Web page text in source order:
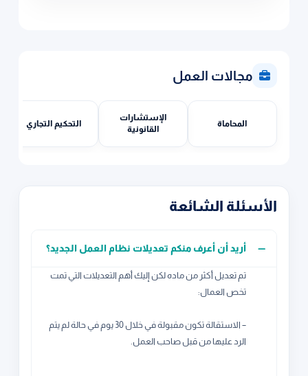
مجالات العمل
المحاماة
الإستشارات
القانونية
التحكيم التجاري
الأسئلة الشائعة
أريد أن أعرف منكم تعديلات نظام العمل الجديد؟
تم تعديل أكثر من ماده لكن إليك أهم التعديلات التي تمت
تخص العمال:
– الاستقالة تكون مقبولة في خلال 30 يوم في حالة لم يتم
الرد عليها من قبل صاحب العمل.